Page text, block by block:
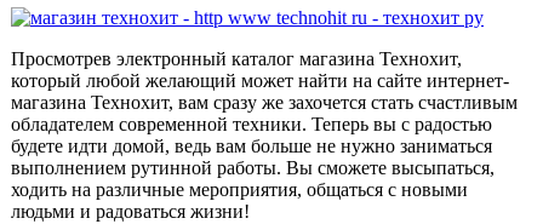
Просмотрев электронный каталог магазина Технохит,
который любой желающий может найти на сайте интернет-
магазина Технохит, вам сразу же захочется стать счастливым
обладателем современной техники. Теперь вы с радостью
будете идти домой, ведь вам больше не нужно заниматься
выполнением рутинной работы. Вы сможете высыпаться,
ходить на различные мероприятия, общаться с новыми
людьми и радоваться жизни!